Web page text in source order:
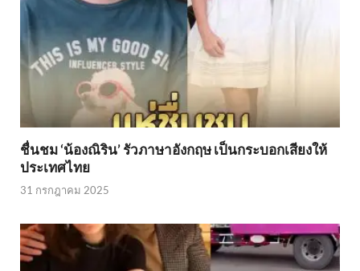
ชื่นชม ‘น้องณิริน’ รัวภาษาอังกฤษ เป็นกระบอกเสียงให้
ประเทศไทย
31 กรกฎาคม 2025